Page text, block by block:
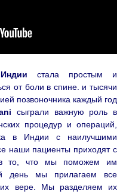
стала простым и
от боли в спине. и тысячи
позвоночника каждый год
сыграли важную роль в
процедур и операций,
в Индии с наилучшими
наши пациенты приходят с
то, что мы поможем им
день мы прилагаем все
их вере. Мы разделяем их